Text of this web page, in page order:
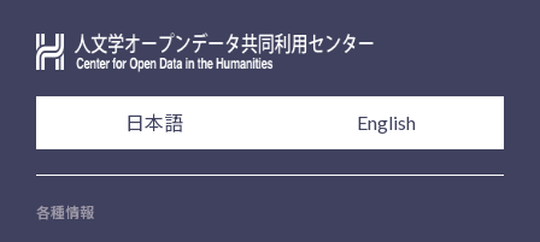
日本語 English
各種情報